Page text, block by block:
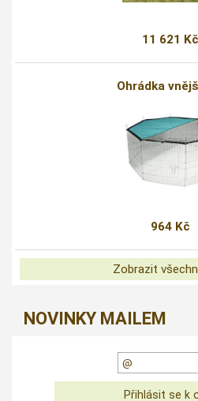
11 621 Kč
Ohrádka
964 Kč
Zobrazit
NOVINKY MAILEM